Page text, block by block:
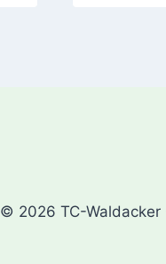
© 2026 TC-Waldacker